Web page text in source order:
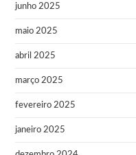
junho 2025
maio 2025
abril 2025
março 2025
fevereiro 2025
janeiro 2025